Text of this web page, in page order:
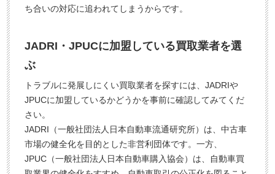
ち合いの対応に追われてしまうからです。
JADRI・JPUCに加盟している買取業者を選
ぶ
トラブルに発展しにくい買取業者を探すには、JADRIや
JPUCに加盟しているかどうかを事前に確認してみてくだ
さい。
JADRI（一般社団法人日本自動車流通研究所）は、中古車
市場の健全化を目的とした非営利団体です。一方、
JPUC（一般社団法人日本自動車購入協会）は、自動車買